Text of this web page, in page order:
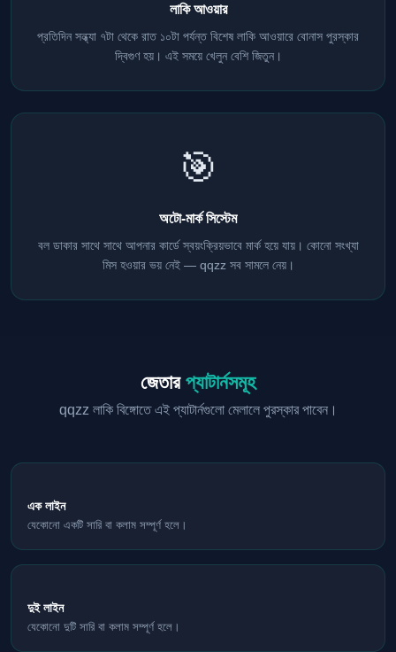
লাকি আওয়ার
প্রতিদিন সন্ধ্যা ৭টা থেকে রাত ১০টা পর্যন্ত বিশেষ লাকি আওয়ারে বোনাস পুরস্কার
দ্বিগুণ হয়। এই সময়ে খেলুন বেশি জিতুন।
🎯
অটো-মার্ক সিস্টেম
বল ডাকার সাথে সাথে আপনার কার্ডে স্বয়ংক্রিয়ভাবে মার্ক হয়ে যায়। কোনো সংখ্যা
মিস হওয়ার ভয় নেই — qqzz সব সামলে নেয়।
জেতার প্যাটার্নসমূহ
qqzz লাকি বিঙ্গোতে এই প্যাটার্নগুলো মেলালে পুরস্কার পাবেন।
এক লাইন
যেকোনো একটি সারি বা কলাম সম্পূর্ণ হলে।
দুই লাইন
যেকোনো দুটি সারি বা কলাম সম্পূর্ণ হলে।